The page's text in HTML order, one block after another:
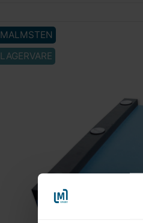
MALMSTEN
LAGERVARE